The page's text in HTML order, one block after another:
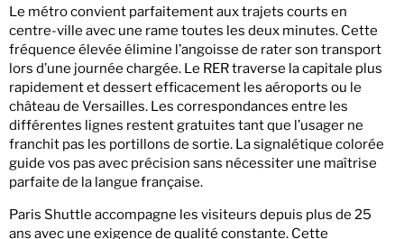
Le métro convient parfaitement aux trajets courts en
centre-ville avec une rame toutes les deux minutes. Cette
fréquence élevée élimine l’angoisse de rater son transport
lors d’une journée chargée. Le RER traverse la capitale plus
rapidement et dessert efficacement les aéroports ou le
château de Versailles. Les correspondances entre les
différentes lignes restent gratuites tant que l’usager ne
franchit pas les portillons de sortie. La signalétique colorée
guide vos pas avec précision sans nécessiter une maîtrise
parfaite de la langue française.
Paris Shuttle accompagne les visiteurs depuis plus de 25
ans avec une exigence de qualité constante. Cette